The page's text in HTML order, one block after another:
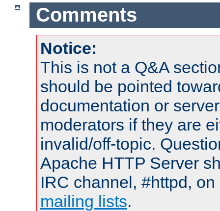
Comments
Notice:
This is not a Q&A
should be pointed
documentation or
moderators if they are
invalid/off-topic.
Apache HTTP Server
IRC channel, #httpd,
mailing lists.